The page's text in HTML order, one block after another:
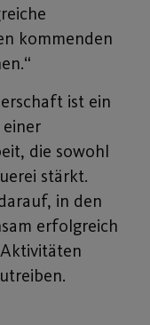
kommenden
ist ein
die sowohl
stärkt.
in den
erfolgreich